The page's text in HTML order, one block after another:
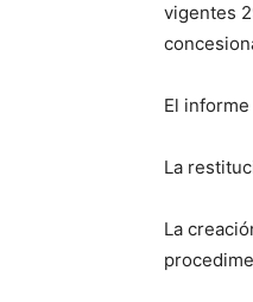
vigentes
El
La
La